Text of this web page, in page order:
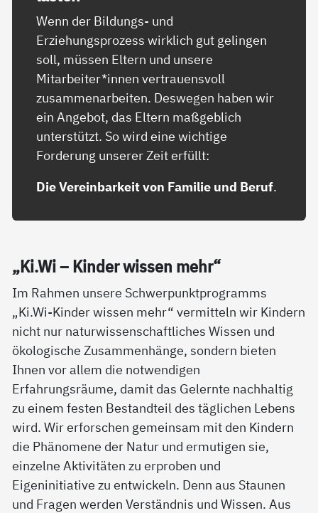
Wenn der Bildungs- und
Erziehungsprozess wirklich gut gelingen
soll, müssen Eltern und unsere
Mitarbeiter*innen vertrauensvoll
zusammenarbeiten. Deswegen haben wir
ein Angebot, das Eltern maßgeblich
unterstützt. So wird eine wichtige
Forderung unserer Zeit erfüllt:
Die Vereinbarkeit von Familie und Beruf.
„Ki.Wi – Kin­der wis­sen mehr“
Im Rahmen unsere Schwerpunktprogramms
„Ki.Wi-Kinder wissen mehr“ vermitteln wir Kindern
nicht nur naturwissenschaftliches Wissen und
ökologische Zusammenhänge, sondern bieten
Ihnen vor allem die notwendigen
Erfahrungsräume, damit das Gelernte nachhaltig
zu einem festen Bestandteil des täglichen Lebens
wird. Wir erforschen gemeinsam mit den Kindern
die Phänomene der Natur und ermutigen sie,
einzelne Aktivitäten zu erproben und
Eigeninitiative zu entwickeln. Denn aus Staunen
und Fragen werden Verständnis und Wissen. Aus